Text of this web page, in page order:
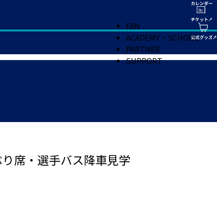
FAN
ACADEMY・SCHOOL
PARTNER
SUPPORT
席・選手バス降車見学